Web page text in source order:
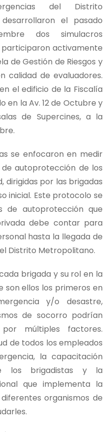
del Distrito
el pasado
dos simulacros
participaron activamente
de Gestión de Riesgos y
calidad de evaluadores.
el edificio de la Fiscalía
en la Av. 12 de Octubre y
de Supercines, a la
se enfocaron en medir
autoprotección de los
dirigidas por las brigadas
inicial. Este protocolo se
de autoprotección que
debe contar para
hasta la llegada de
Distrito Metropolitano.
brigada y su rol en la
son ellos los primeros en
y/o desastre,
de socorro podrían
múltiples factores.
de todos los empleados
la capacitación
los brigadistas y la
que implementa la
organismos de